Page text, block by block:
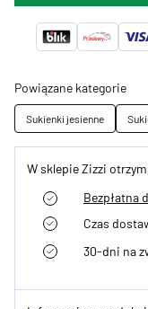
Powiązane kategorie
Sukienki jesienne
W sklepie Zizzi
Bezpłatna
Czas
30-dni na